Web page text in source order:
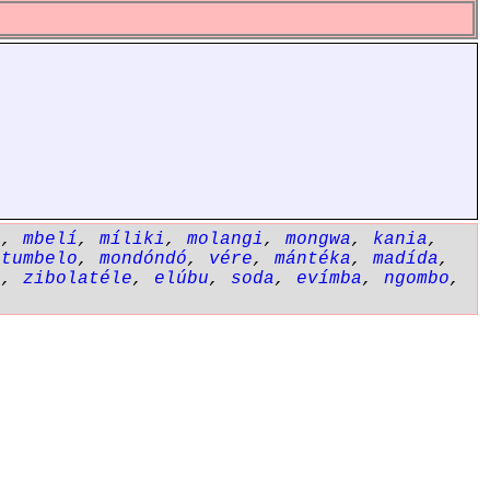
, mbelí, míliki, molangi, mongwa, kania,
, mondóndó, vére, mántéka, madída,
, zibolatéle, elúbu, soda, evímba, ngombo,